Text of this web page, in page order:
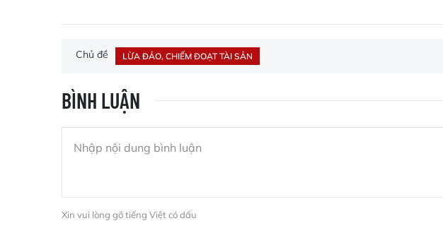
Chủ đề LỪA ĐẢO, CHIẾM ĐOẠT TÀI SẢN
BÌNH LUẬN
Xin vui lòng gõ tiếng Việt có dấu